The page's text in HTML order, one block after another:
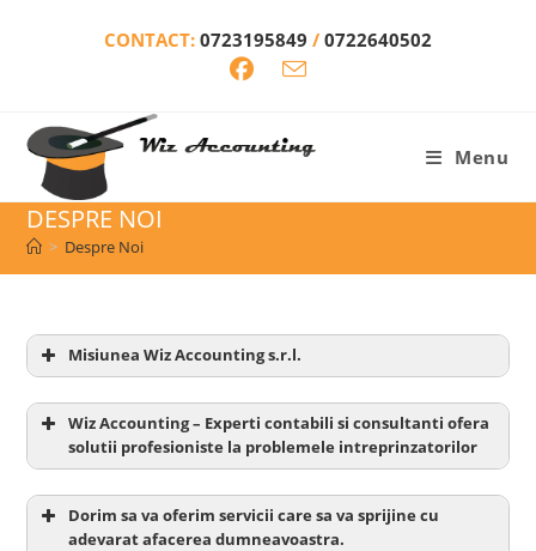
CONTACT: 0723195849 / 0722640502
Menu
DESPRE NOI
> Despre Noi
Misiunea Wiz Accounting s.r.l.
Wiz Accounting – Experti contabili si consultanti ofera
solutii profesioniste la problemele intreprinzatorilor
Dorim sa va oferim servicii care sa va sprijine cu
adevarat afacerea dumneavoastra.